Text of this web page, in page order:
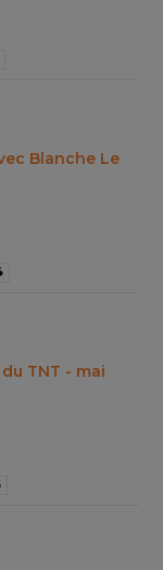
Blanche Le
TNT - mai